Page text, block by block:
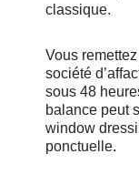
classique.
Vous
société
sous 48
balance peut
window
ponctuelle.